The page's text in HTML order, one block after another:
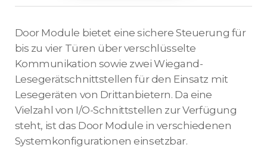
Door Module bietet eine sichere Steuerung für
bis zu vier Türen über verschlüsselte
Kommunikation sowie zwei Wiegand-
Lesegerätschnittstellen für den Einsatz mit
Lesegeräten von Drittanbietern. Da eine
Vielzahl von I/O-Schnittstellen zur Verfügung
steht, ist das Door Module in verschiedenen
Systemkonfigurationen einsetzbar.